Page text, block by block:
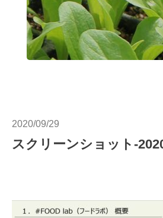
2020/09/29
スクリーンショット-